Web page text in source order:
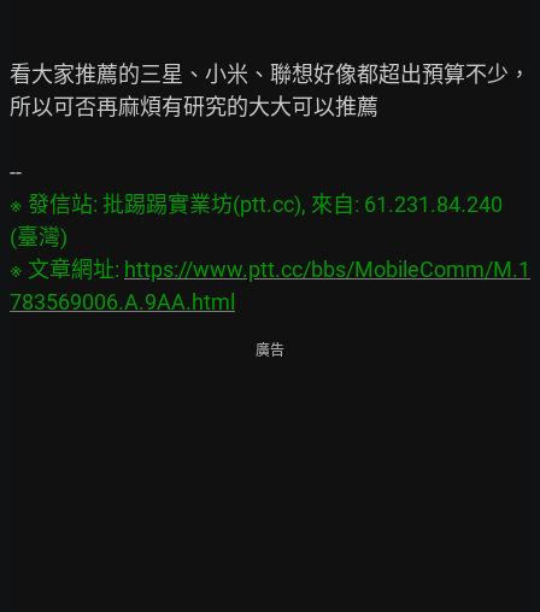
看大家推薦的三星、小米、聯想好像都超出預算不少，
所以可否再麻煩有研究的大大可以推薦
※ 發信站: 批踢踢實業坊(ptt.cc), 來自: 61.231.84.240
(臺灣)
※ 文章網址: https://www.ptt.cc/bbs/MobileComm/M.1
783569006.A.9AA.html
廣告